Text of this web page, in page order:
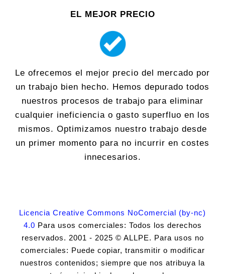
EL MEJOR PRECIO
Le ofrecemos el mejor precio del mercado por
un trabajo bien hecho. Hemos depurado todos
nuestros procesos de trabajo para eliminar
cualquier ineficiencia o gasto superfluo en los
mismos. Optimizamos nuestro trabajo desde
un primer momento para no incurrir en costes
innecesarios.
Licencia Creative Commons NoComercial (by-nc)
4.0 Para usos comerciales: Todos los derechos
reservados. 2001 - 2025 © ALLPE. Para usos no
comerciales: Puede copiar, transmitir o modificar
nuestros contenidos; siempre que nos atribuya la